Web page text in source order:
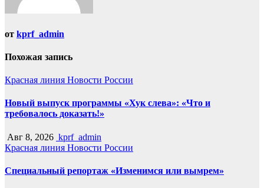
от kprf_admin
Похожая запись
Красная линия Новости России
Новый выпуск программы «Хук слева»: «Что и
требовалось доказать!»
Авг 8, 2026 kprf_admin
Красная линия Новости России
Специальный репортаж «Изменимся или вымрем»